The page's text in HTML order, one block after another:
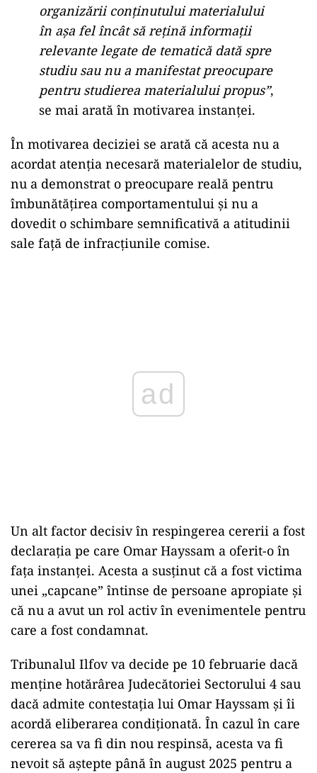
organizării conținutului materialului
în așa fel încât să rețină informații
relevante legate de tematică dată spre
studiu sau nu a manifestat preocupare
pentru studierea materialului propus”,
se mai arată în motivarea instanței.
În motivarea deciziei se arată că acesta nu a
acordat atenția necesară materialelor de studiu,
nu a demonstrat o preocupare reală pentru
îmbunătățirea comportamentului și nu a
dovedit o schimbare semnificativă a atitudinii
sale față de infracțiunile comise.
ad
Un alt factor decisiv în respingerea cererii a fost
declarația pe care Omar Hayssam a oferit-o în
fața instanței. Acesta a susținut că a fost victima
unei „capcane” întinse de persoane apropiate și
că nu a avut un rol activ în evenimentele pentru
care a fost condamnat.
Tribunalul Ilfov va decide pe 10 februarie dacă
menține hotărârea Judecătoriei Sectorului 4 sau
dacă admite contestația lui Omar Hayssam și îi
acordă eliberarea condiționată. În cazul în care
cererea sa va fi din nou respinsă, acesta va fi
nevoit să aștepte până în august 2025 pentru a